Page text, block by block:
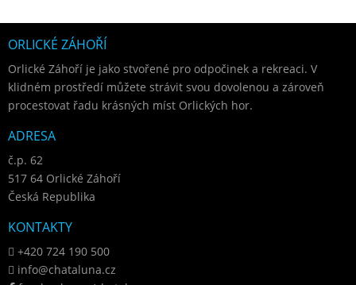
ORLICKÉ ZÁHOŘÍ
Orlické Záhoří je jako stvořené pro odpočinek a rekreaci. V
klidném prostředí můžete strávit svou dovolenou a zároveň
procestovat řadu krásných míst Orlických hor.
ADRESA
č.p. 62
517 64 Orlické Záhoří
Česká Republika
KONTAKTY
+420 724 190 500
info@chataluna.cz